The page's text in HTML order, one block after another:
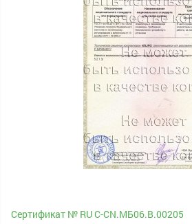
Сертификат № RU С-CN.МБ06.B.00205